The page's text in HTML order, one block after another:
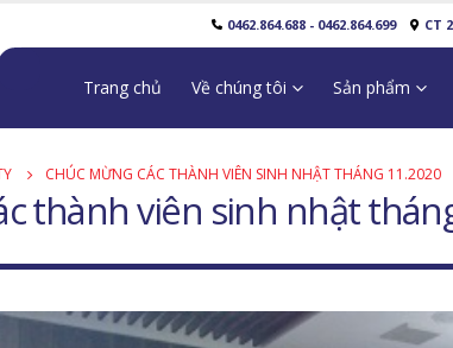
0462.864.688 - 0462.864.699 CT
Trang chủ Về chúng tôi Sản phẩm
CHÚC MỪNG CÁC THÀNH VIÊN SINH NHẬT THÁNG 11.2020
thành viên sinh nhật